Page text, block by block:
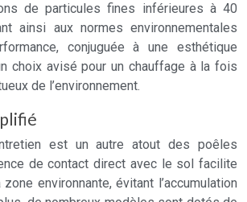
de particules fines inférieures à 40
ainsi aux normes environnementales
conjuguée à une esthétique
choix avisé pour un chauffage à la fois
de l’environnement.
est un autre atout des poêles
de contact direct avec le sol facilite
environnante, évitant l’accumulation